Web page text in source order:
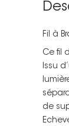
Fil à
Ce fil
Issu
de